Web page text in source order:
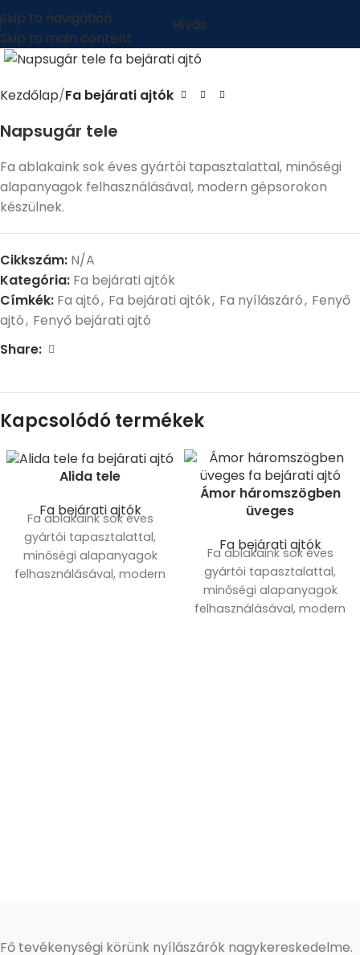
Skip to navigation
Skip to main content
Hívás
Nagyításhoz kattints ide
Kezdőlap Fa bejárati ajtók
Napsugár tele
Fa ablakaink sok éves gyártói tapasztalattal, minőségi
alapanyagok felhasználásával, modern gépsorokon
készülnek.
Cikkszám: N/A
Kategória: Fa bejárati ajtók
Címkék: Fa ajtó, Fa bejárati ajtók, Fa nyílászáró, Fenyő
ajtó, Fenyő bejárati ajtó
Share:
Kapcsolódó termékek
Alida tele
Fa bejárati ajtók
Fa ablakaink sok éves
gyártói tapasztalattal,
minőségi alapanyagok
felhasználásával, modern
Ámor háromszögben
üveges
Fa bejárati ajtók
Fa ablakaink sok éves
gyártói tapasztalattal,
minőségi alapanyagok
felhasználásával, modern
Fő tevékenységi körünk nyílászárók nagykereskedelme.